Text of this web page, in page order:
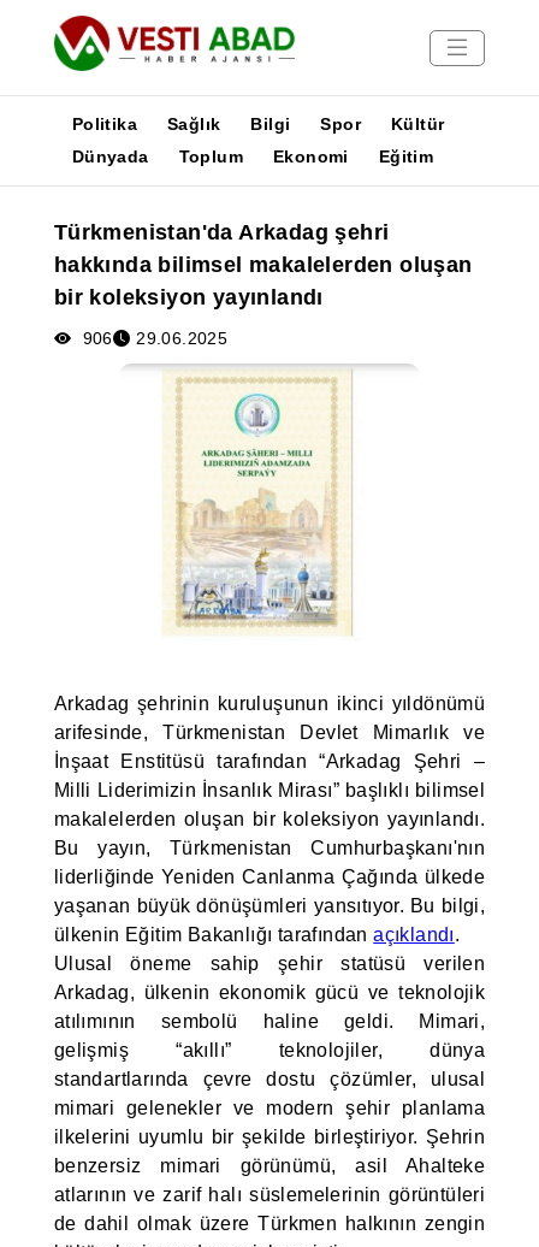
Yayınlar
Medya
Poster
Politika Sağlık Bilgi Spor
Kültür
Dünyada
Toplum Ekonomi Eğitim
Türkmenistan'da Arkadag şehri
hakkında bilimsel makalelerden oluşan
bir koleksiyon yayınlandı
906 29.06.2025
Arkadag şehrinin kuruluşunun ikinci yıldönümü
arifesinde, Türkmenistan Devlet Mimarlık ve
İnşaat Enstitüsü tarafından “Arkadag Şehri –
Milli Liderimizin İnsanlık Mirası” başlıklı bilimsel
makalelerden oluşan bir koleksiyon yayınlandı.
Bu yayın, Türkmenistan Cumhurbaşkanı'nın
liderliğinde Yeniden Canlanma Çağında ülkede
yaşanan büyük dönüşümleri yansıtıyor. Bu bilgi,
ülkenin Eğitim Bakanlığı tarafındanaçıklandı.
Ulusal öneme sahip şehir statüsü verilen
Arkadag, ülkenin ekonomik gücü ve teknolojik
atılımının sembolü haline geldi. Mimari,
gelişmiş “akıllı” teknolojiler, dünya
standartlarında çevre dostu çözümler, ulusal
mimari gelenekler ve modern şehir planlama
ilkelerini uyumlu bir şekilde birleştiriyor. Şehrin
benzersiz mimari görünümü, asil Ahalteke
atlarının ve zarif halı süslemelerinin görüntüleri
de dahil olmak üzere Türkmen halkının zengin